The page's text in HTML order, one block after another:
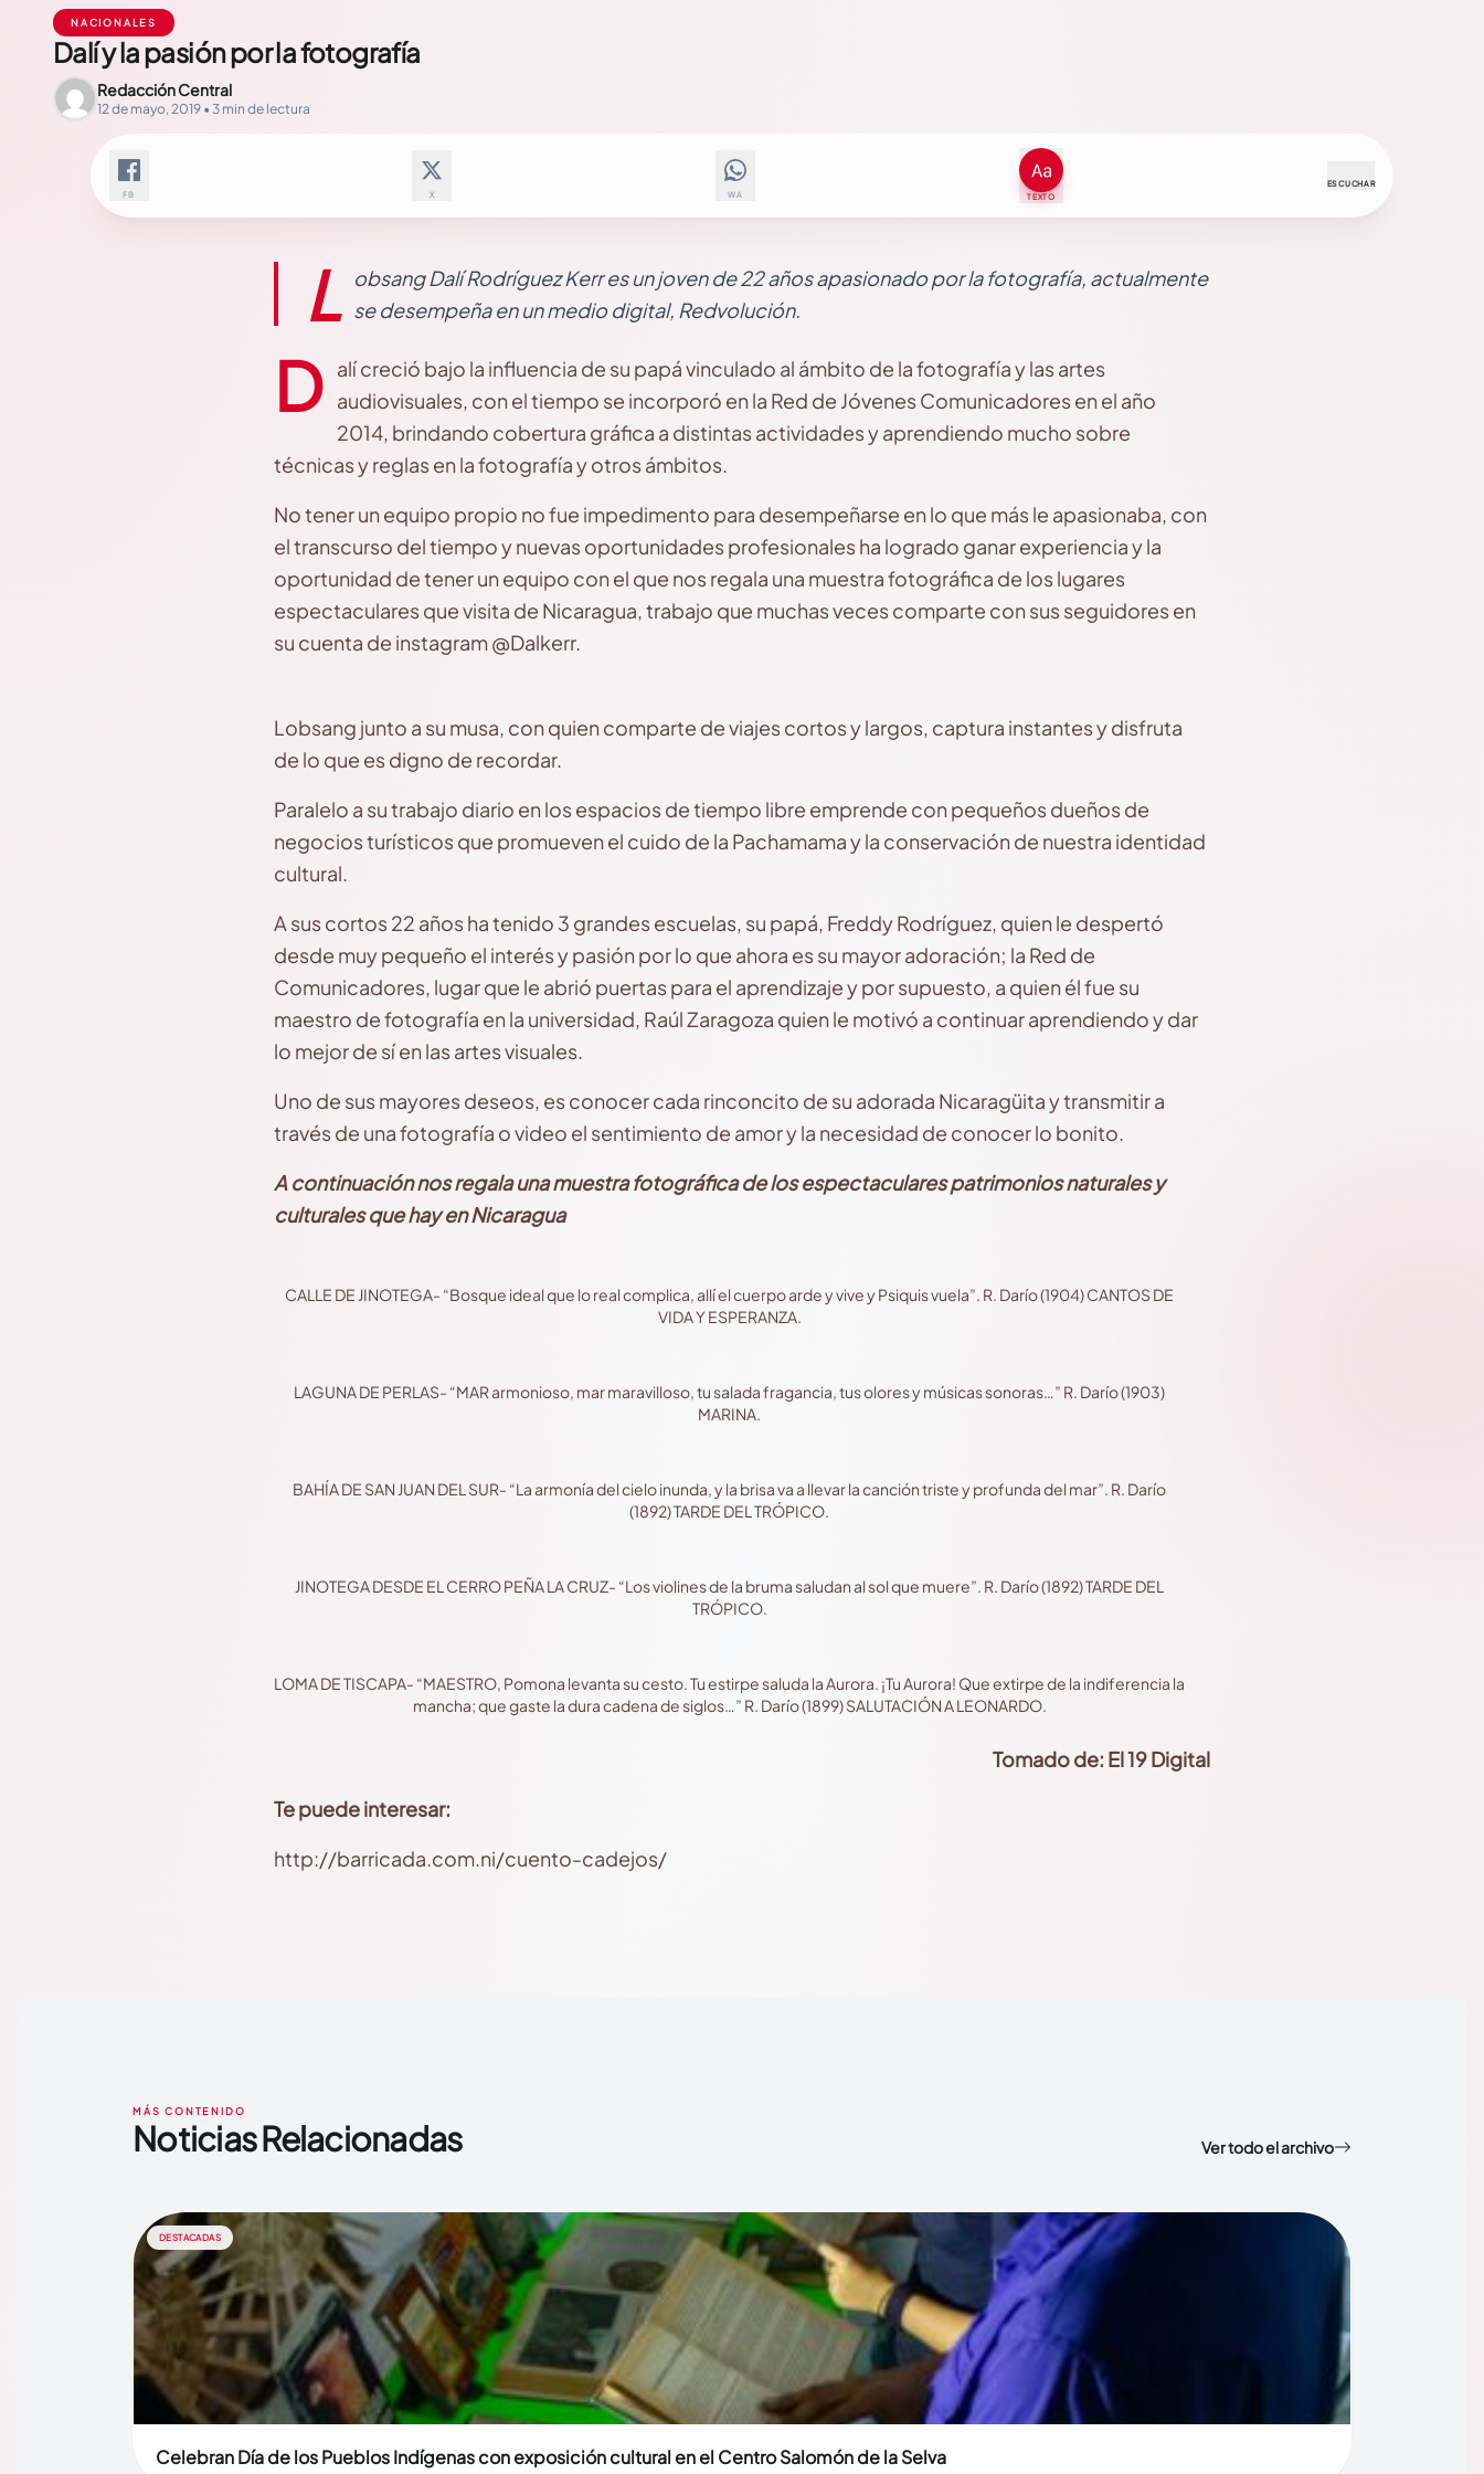
NACIONALES
Dalí y la pasión por la fotografía
Redacción Central
12 de mayo, 2019 • 3 min de lectura
FB X WA TEXTO
ESCUCHAR
L
obsang Dalí Rodríguez Kerr es un joven de 22 años apasionado por la fotografía, actualmente
se desempeña en un medio digital, Redvolución.
D alí creció bajo la influencia de su papá vinculado al ámbito de la fotografía y las artes
audiovisuales, con el tiempo se incorporó en la Red de Jóvenes Comunicadores en el año
2014, brindando cobertura gráfica a distintas actividades y aprendiendo mucho sobre
técnicas y reglas en la fotografía y otros ámbitos.
No tener un equipo propio no fue impedimento para desempeñarse en lo que más le apasionaba, con
el transcurso del tiempo y nuevas oportunidades profesionales ha logrado ganar experiencia y la
oportunidad de tener un equipo con el que nos regala una muestra fotográfica de los lugares
espectaculares que visita de Nicaragua, trabajo que muchas veces comparte con sus seguidores en
su cuenta de instagram @Dalkerr.
Lobsang junto a su musa, con quien comparte de viajes cortos y largos, captura instantes y disfruta
de lo que es digno de recordar.
Paralelo a su trabajo diario en los espacios de tiempo libre emprende con pequeños dueños de
negocios turísticos que promueven el cuido de la Pachamama y la conservación de nuestra identidad
cultural.
A sus cortos 22 años ha tenido 3 grandes escuelas, su papá, Freddy Rodríguez, quien le despertó
desde muy pequeño el interés y pasión por lo que ahora es su mayor adoración; la Red de
Comunicadores, lugar que le abrió puertas para el aprendizaje y por supuesto, a quien él fue su
maestro de fotografía en la universidad, Raúl Zaragoza quien le motivó a continuar aprendiendo y dar
lo mejor de sí en las artes visuales.
Uno de sus mayores deseos, es conocer cada rinconcito de su adorada Nicaragüita y transmitir a
través de una fotografía o video el sentimiento de amor y la necesidad de conocer lo bonito.
A continuación nos regala una muestra fotográfica de los espectaculares patrimonios naturales y
culturales que hay en Nicaragua
CALLE DE JINOTEGA- “Bosque ideal que lo real complica, allí el cuerpo arde y vive y Psiquis vuela”. R. Darío (1904) CANTOS DE
VIDA Y ESPERANZA.
LAGUNA DE PERLAS- “MAR armonioso, mar maravilloso, tu salada fragancia, tus olores y músicas sonoras…” R. Darío (1903)
MARINA.
BAHÍA DE SAN JUAN DEL SUR- “La armonía del cielo inunda, y la brisa va a llevar la canción triste y profunda del mar”. R. Darío
(1892) TARDE DEL TRÓPICO.
JINOTEGA DESDE EL CERRO PEÑA LA CRUZ- “Los violines de la bruma saludan al sol que muere”. R. Darío (1892) TARDE DEL
TRÓPICO.
LOMA DE TISCAPA- “MAESTRO, Pomona levanta su cesto. Tu estirpe saluda la Aurora. ¡Tu Aurora! Que extirpe de la indiferencia la
mancha; que gaste la dura cadena de siglos…” R. Darío (1899) SALUTACIÓN A LEONARDO.
Tomado de: El 19 Digital
Te puede interesar:
http://barricada.com.ni/cuento-cadejos/
MÁS CONTENIDO
Noticias Relacionadas Ver todo el archivo
DESTACADAS
Celebran Día de los Pueblos Indígenas con exposición cultural en el Centro Salomón de la Selva